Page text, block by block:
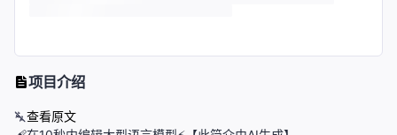
项目介绍
查看原文